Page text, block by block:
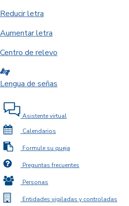
Reducir letra
Aumentar letra
Centro de relevo
Lengua de señas
Asistente virtual
Calendarios
Formule su queja
Preguntas frecuentes
Personas
Entidades vigiladas y controladas